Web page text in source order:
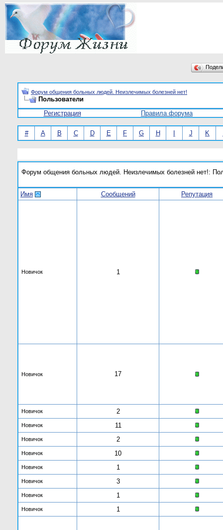
Форум общения больных людей. Неизлечимых болезней нет!
Пользователи
Регистрация
Правила форума
# A B C D E F G H J K
Форум общения больных людей. Неизлечимых болезней нет!:
Имя Сообщений Репутация
Новичок 1
Новичок 17
Новичок 2
Новичок 11
Новичок 2
Новичок 10
Новичок 1
Новичок 3
Новичок 1
Новичок 1